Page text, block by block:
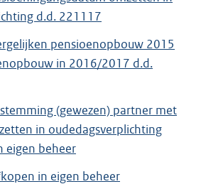
d.d. 221117
pensioenopbouw 2015
in 2016/2017 d.d.
(gewezen) partner met
in oudedagsverplichting
eigen beheer
in eigen beheer